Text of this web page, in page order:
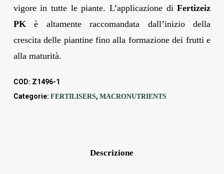
vigore in tutte le piante. L’applicazione diFertizeiz
PK è altamente raccomandata dall’inizio della
crescita delle piantine fino alla formazione dei frutti e
alla maturità.
COD: Z1496-1
Categorie: FERTILISERS, MACRONUTRIENTS
Descrizione